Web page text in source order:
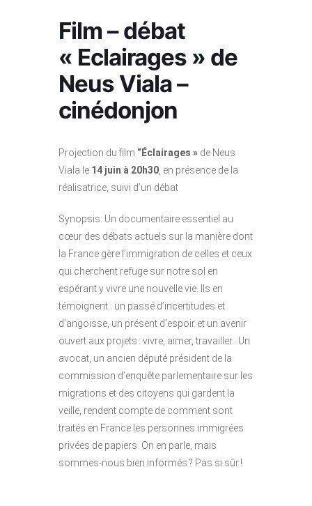
Film – débat
« Eclairages » de
Neus Viala –
cinédonjon
Projection du film “Éclairages » de Neus
Viala le 14 juin à 20h30, en présence de la
réalisatrice, suivi d’un débat
Synopsis: Un documentaire essentiel au
cœur des débats actuels sur la manière dont
la France gère l’immigration de celles et ceux
qui cherchent refuge sur notre sol en
espérant y vivre une nouvelle vie. Ils en
témoignent : un passé d’incertitudes et
d’angoisse, un présent d’espoir et un avenir
ouvert aux projets : vivre, aimer, travailler…Un
avocat, un ancien député président de la
commission d’enquête parlementaire sur les
migrations et des citoyens qui gardent la
veille, rendent compte de comment sont
traités en France les personnes immigrées
privées de papiers. On en parle, mais
sommes-nous bien informés ? Pas si sûr !